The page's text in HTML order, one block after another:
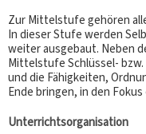
Zur Mittelstufe gehören
In dieser Stufe werden
weiter ausgebaut. Neben
Mittelstufe Schlüssel-
und die Fähigkeiten,
Ende bringen, in den
Unterrichtsorganisation